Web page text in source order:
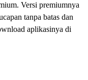
Versi premiumnya
tanpa batas dan
aplikasinya di